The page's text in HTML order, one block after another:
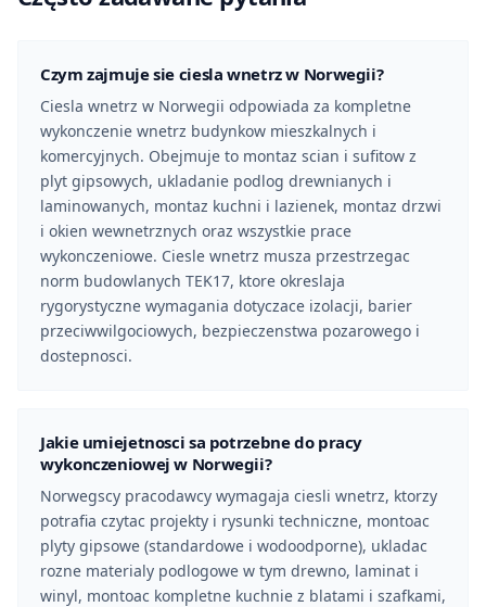
Czym zajmuje sie ciesla wnetrz w Norwegii?
Ciesla wnetrz w Norwegii odpowiada za kompletne
wykonczenie wnetrz budynkow mieszkalnych i
komercyjnych. Obejmuje to montaz scian i sufitow z
plyt gipsowych, ukladanie podlog drewnianych i
laminowanych, montaz kuchni i lazienek, montaz drzwi
i okien wewnetrznych oraz wszystkie prace
wykonczeniowe. Ciesle wnetrz musza przestrzegac
norm budowlanych TEK17, ktore okreslaja
rygorystyczne wymagania dotyczace izolacji, barier
przeciwwilgociowych, bezpieczenstwa pozarowego i
dostepnosci.
Jakie umiejetnosci sa potrzebne do pracy
wykonczeniowej w Norwegii?
Norwegscy pracodawcy wymagaja ciesli wnetrz, ktorzy
potrafia czytac projekty i rysunki techniczne, montoac
plyty gipsowe (standardowe i wodoodporne), ukladac
rozne materialy podlogowe w tym drewno, laminat i
winyl, montoac kompletne kuchnie z blatami i szafkami,